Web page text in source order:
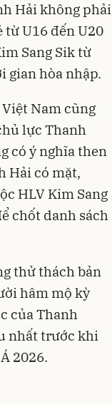
Hải không phải
từ U16 đến U20
Sang Sik từ
gian hòa nhập.
Nam cũng
lực Thanh
có ý nghĩa then
Hải có mặt,
HLV Kim Sang
chốt danh sách
thử thách bản
hâm mộ kỳ
của Thanh
nhất trước khi
2026.